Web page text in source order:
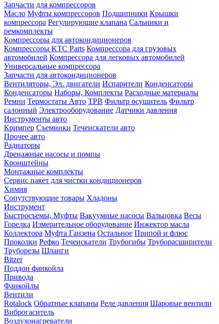
Запчасти для компрессоров
Масло Муфты компрессоров Подшипники Крышки
компрессора Регулирующие клапана Сальники и
ремкомплекты
Компрессоры для автокондиционеров
Компрессоры KTC Parts Компрессора для грузовых
автомобилей Компрессора для легковых автомобилей
Универсальные компрессора
Запчасти для автокондиционеров
Вентиляторы, Эл. двигатели Испарители Конденсаторы
Конденсаторы Наборы, Комплекты Расходные материалы
Ремни Термостаты Авто ТРВ Фильтр осушитель Фильтр
салонный Электрооборудование Датчики давления
Инструменты авто
Кримпер Съемники Течеискатели авто
Прочее авто
Радиаторы
Дренажные насосы и помпы
Кронштейны
Монтажные комплекты
Сервис пакет для чистки кондиционеров
Химия
Сопутствующие товары Хладоны
Инструмент
Быстросъемы, Муфты Вакуумные насосы Вальцовка Весы
Горелка Измерительное оборудование Инжектор масла
Коллектора Муфта Ганзена Остальное Припой и флюс
Проколки Рефко Течеискатели Трубогибы Труборасширители
Труборезы Шланги
Bitzer
Поддон фанкойла
Привода
Фанкойлы
Вентили
Rotalock Обратные клапаны Реле давления Шаровые вентили
Виброгаситель
Воздухонагреватели